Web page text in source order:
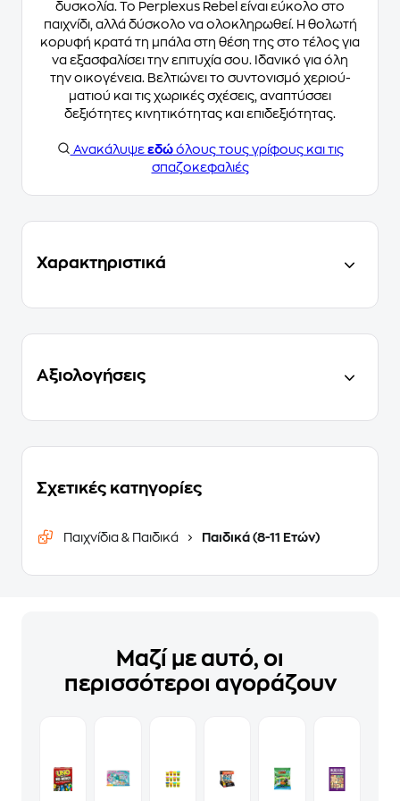
δυσκολία. Το Perplexus Rebel είναι εύκολο στο
παιχνίδι, αλλά δύσκολο να ολοκληρωθεί. Η θολωτή
κορυφή κρατά τη μπάλα στη θέση της στο τέλος για
να εξασφαλίσει την επιτυχία σου. Ιδανικό για όλη
την οικογένεια. Βελτιώνει το συντονισμό χεριού-
ματιού και τις χωρικές σχέσεις, αναπτύσσει
δεξιότητες κινητικότητας και επιδεξιότητας.
Ανακάλυψε εδώόλους τους γρίφους και τις
σπαζοκεφαλιές
Χαρακτηριστικά
Αξιολογήσεις
Σχετικές κατηγορίες
Παιχνίδια & Παιδικά Παιδικά (8-11 Ετών)
Μαζί με αυτό, οι
περισσότεροι αγοράζουν